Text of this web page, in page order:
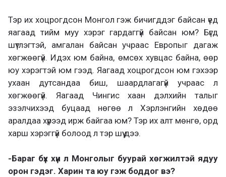
Тэр их хоцрогдсон Монгол гэж бичигддэг байсан үед
яагаад тийм муу хэрэг гардаггүй байсан юм? Бүгд
шүтлэгтэй, амгалан байсан учраас Европыг дагаж
хөгжөөгүй. Идэх юм байна, өмсөх хувцас байна, өөр
юу хэрэгтэй юм гээд. Яагаад хоцрогдсон юм гэхээр
ухаан дутсандаа биш, шаардлагагүй учраас л
хөгжөөгүй. Яагаад Чингис хаан дэлхийн талыг
эзэлчихээд буцаад нөгөө л Хэрлэнгийн хөдөө
аралдаа хүрээд ирж байгаа юм? Тэр их алт мөнгө, орд
харш хэрэггүй болоод л тэр шүү дээ.
-Бараг бүх хүн л Монголыг буурай хөгжилтэй ядуу
орон гэдэг. Харин та юу гэж боддог вэ?